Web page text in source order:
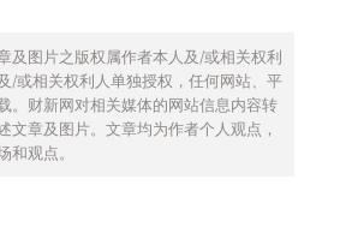
及图片之版权属作者本人及/或相关权利
/或相关权利人单独授权，任何网站、平
。财新网对相关媒体的网站信息内容转
文章及图片。文章均为作者个人观点，
和观点。